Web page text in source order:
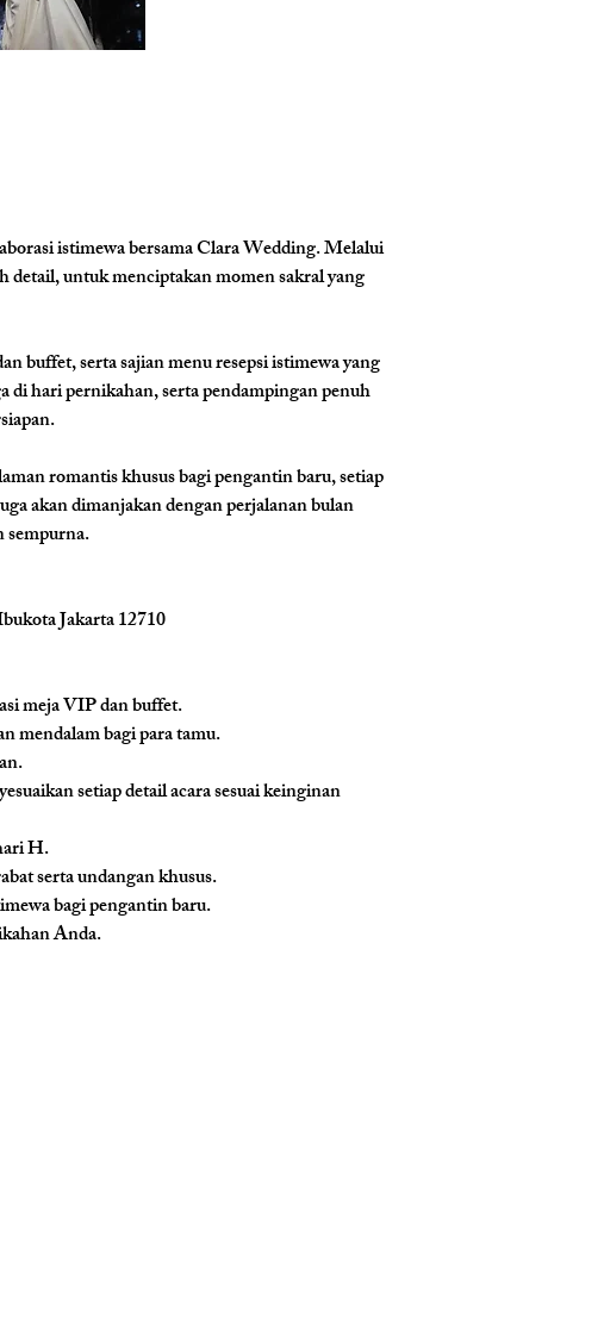
istimewa bersama Clara Wedding. Melalui
detail, untuk menciptakan momen sakral yang
buffet, serta sajian menu resepsi istimewa yang
di hari pernikahan, serta pendampingan penuh
romantis khusus bagi pengantin baru, setiap
akan dimanjakan dengan perjalanan bulan
sempurna.
Jakarta 12710
meja VIP dan buffet.
mendalam bagi para tamu.
setiap detail acara sesuai keinginan
H.
serta undangan khusus.
bagi pengantin baru.
Anda.